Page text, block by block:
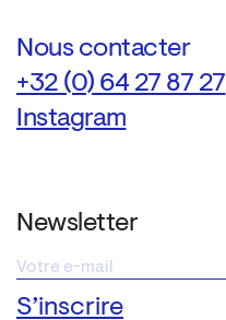
Nous contacter
+32 (0) 64 27 87 27
Instagram
Newsletter